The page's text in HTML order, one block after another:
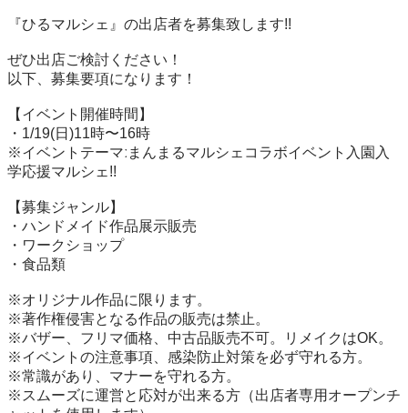
『ひるマルシェ』の出店者を募集致します!!
ぜひ出店ご検討ください！
以下、募集要項になります！
【イベント開催時間】
・1/19(日)11時〜16時
※イベントテーマːまんまるマルシェコラボイベント入園入
学応援マルシェ!!
【募集ジャンル】
・ハンドメイド作品展示販売
・ワークショップ
・食品類
※オリジナル作品に限ります。
※著作権侵害となる作品の販売は禁止。
※バザー、フリマ価格、中古品販売不可。リメイクはOK。
※イベントの注意事項、感染防止対策を必ず守れる方。
※常識があり、マナーを守れる方。
※スムーズに運営と応対が出来る方（出店者専用オープンチ